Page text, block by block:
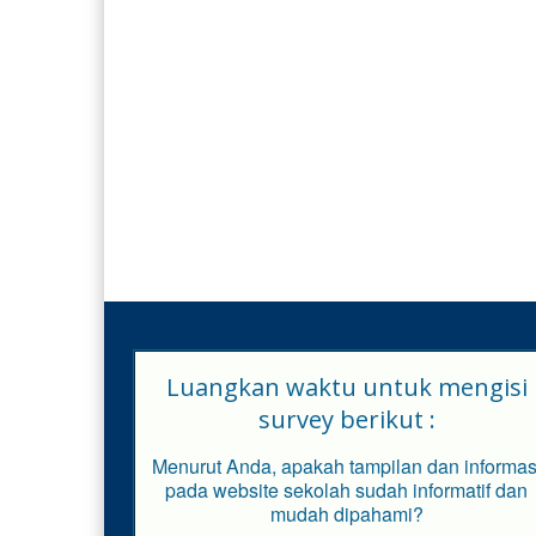
Luangkan waktu untuk mengisi
survey berikut :
Menurut Anda, apakah tampilan dan
pada website sekolah sudah informatif dan
mudah dipahami?